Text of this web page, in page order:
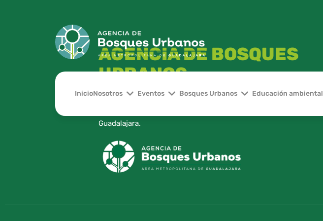
InicioNosotros Eventos Bosques Urbanos Educación ambiental
AGENCIA DE BOSQUES
URBANOS
Organismo Público Descentralizado, dedicado a la administración
Guadalajara.